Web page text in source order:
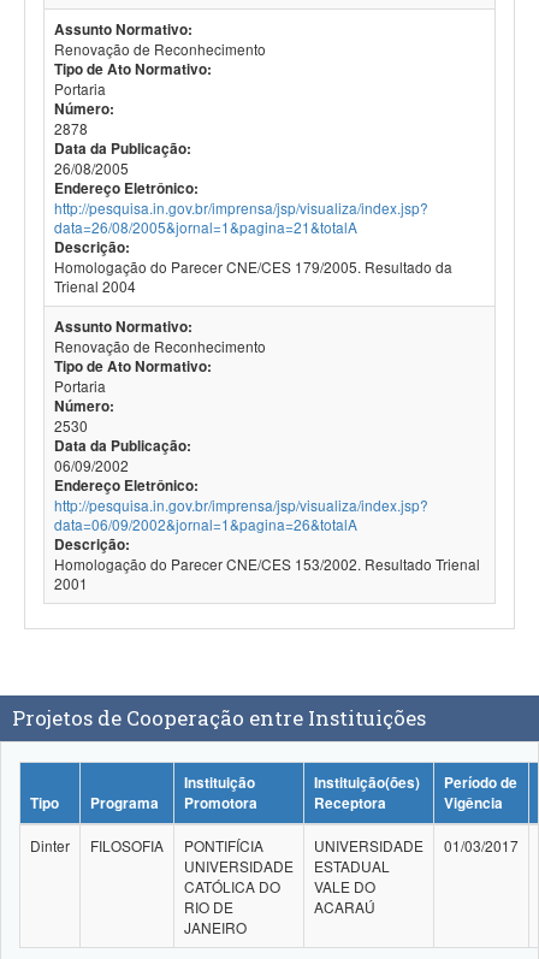
Assunto Normativo:
Renovação de Reconhecimento
Tipo de Ato Normativo:
Portaria
Número:
2878
Data da Publicação:
26/08/2005
Endereço Eletrônico:
http://pesquisa.in.gov.br/imprensa/jsp/visualiza/index.jsp?
data=26/08/2005&jornal=1&pagina=21&totalA
Descrição:
Homologação do Parecer CNE/CES 179/2005. Resultado da
Trienal 2004
Assunto Normativo:
Renovação de Reconhecimento
Tipo de Ato Normativo:
Portaria
Número:
2530
Data da Publicação:
06/09/2002
Endereço Eletrônico:
http://pesquisa.in.gov.br/imprensa/jsp/visualiza/index.jsp?
data=06/09/2002&jornal=1&pagina=26&totalA
Descrição:
Homologação do Parecer CNE/CES 153/2002. Resultado Trienal
2001
Projetos de Cooperação entre Instituições
Tipo Programa
Instituição
Promotora
Instituição(ões)
Receptora
Período de
Vigência
Dinter FILOSOFIA
PONTIFÍCIA
UNIVERSIDADE
CATÓLICA DO
RIO DE
JANEIRO
UNIVERSIDADE
ESTADUAL
VALE DO
ACARAÚ
01/03/2017